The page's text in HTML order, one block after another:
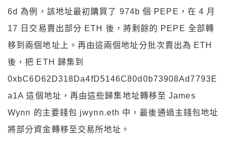
6d 為例，該地址最初購買了 974b 個 PEPE，在 4 月
17 日交易賣出部分 ETH 後，將剩餘的 PEPE 全部轉
移到兩個地址上。再由這兩個地址分批次賣出為 ETH
後，把 ETH 歸集到
0xbC6D62D318Da4fD5146C80d0b73908Ad7793E
a1A 這個地址，再由這些歸集地址轉移至 James
Wynn 的主要錢包 jwynn.eth 中，最後通過主錢包地址
將部分資金轉移至交易所地址。